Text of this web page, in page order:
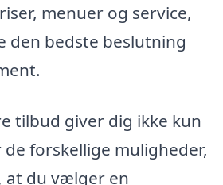
menuer og service,
den bedste beslutning
tilbud giver dig ikke kun
forskellige muligheder,
at du vælger en